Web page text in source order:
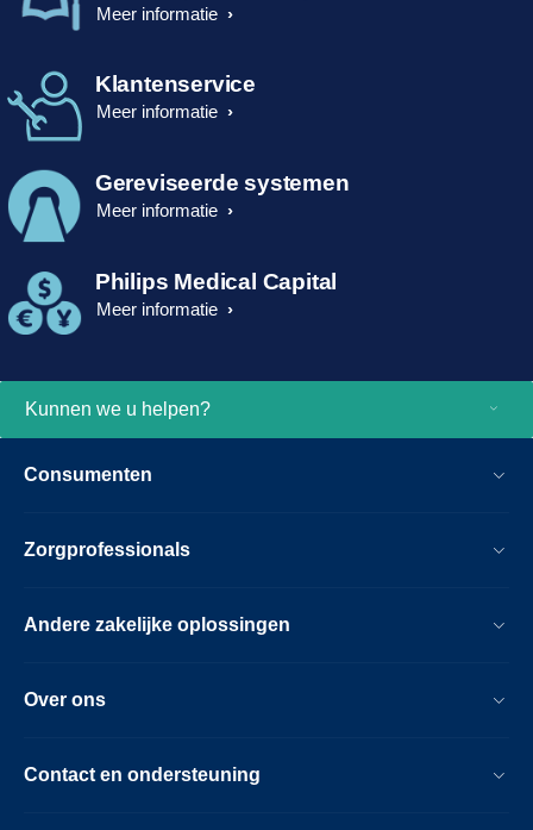
Meer informatie
Klantenservice
Meer informatie
Gereviseerde systemen
Meer informatie
Philips Medical Capital
Meer informatie
Kunnen we u helpen?
Consumenten
Zorgprofessionals
Andere zakelijke oplossingen
Over ons
Contact en ondersteuning